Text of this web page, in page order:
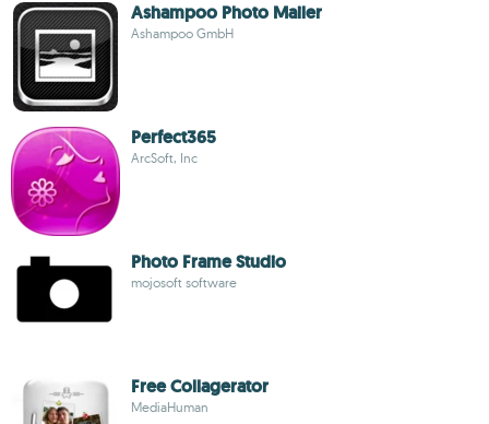
Ashampoo Photo Mailer
Ashampoo GmbH
Perfect365
ArcSoft, Inc
Photo Frame Studio
mojosoft software
Free Collagerator
MediaHuman